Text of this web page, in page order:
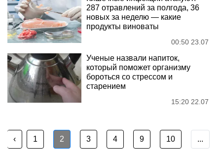
287 отравлений за полгода, 36
новых за неделю — какие
продукты виноваты
00:50 23.07
Ученые назвали напиток,
который поможет организму
бороться со стрессом и
старением
15:20 22.07
‹ 1 2 3 4 9 10 ...